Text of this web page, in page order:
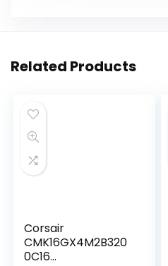
Related Products
Corsair
CMK16GX4M2B320
0C16